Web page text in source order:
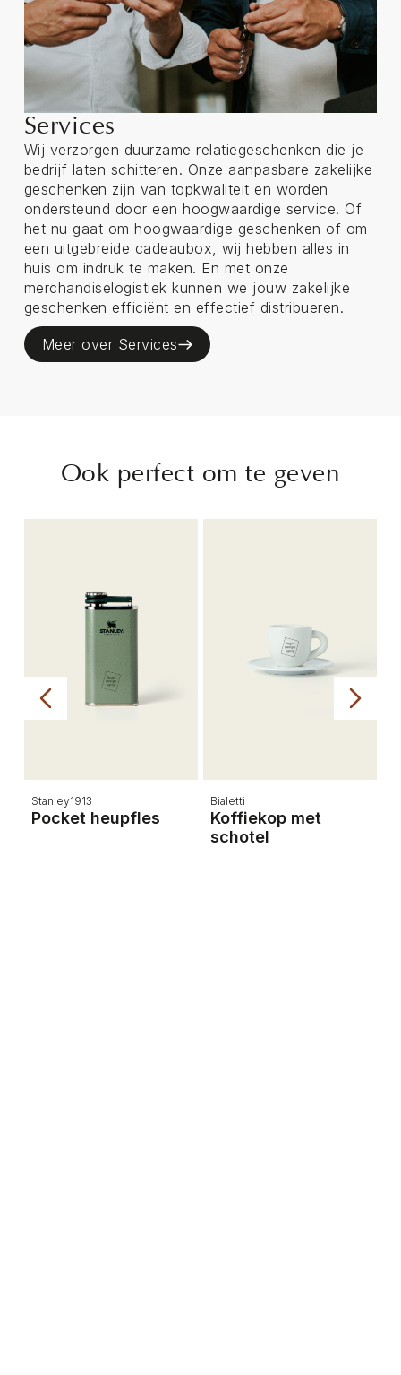
Services
Wij verzorgen duurzame relatiegeschenken die je
bedrijf laten schitteren. Onze aanpasbare zakelijke
geschenken zijn van topkwaliteit en worden
ondersteund door een hoogwaardige service. Of
het nu gaat om hoogwaardige geschenken of om
een uitgebreide cadeaubox, wij hebben alles in
huis om indruk te maken. En met onze
merchandiselogistiek kunnen we jouw zakelijke
geschenken efficiënt en effectief distribueren.
Meer over Services
Ook perfect om te geven
Stanley1913
Pocket heupfles
Bialetti
Koffiekop met
schotel